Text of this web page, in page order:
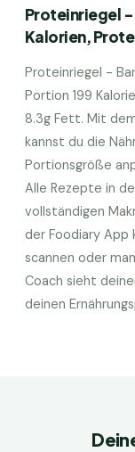
Proteinriegel -
Kalorien,
Proteinriegel -
Portion 199
8.3g Fett. Mit
kannst du die
Portionsgröße
Alle Rezepte in
vollständigen
der Foodiary App
scannen oder
Coach sieht
deinen